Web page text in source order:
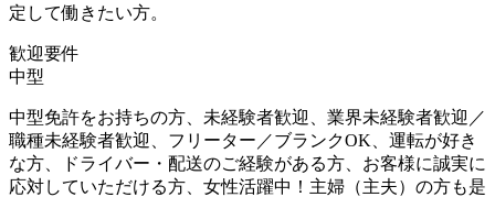
定して働きたい方。
歓迎要件
中型
中型免許をお持ちの方、未経験者歓迎、業界未経験者歓迎／
職種未経験者歓迎、フリーター／ブランクOK、運転が好き
な方、ドライバー・配送のご経験がある方、お客様に誠実に
応対していただける方、女性活躍中！主婦（主夫）の方も是